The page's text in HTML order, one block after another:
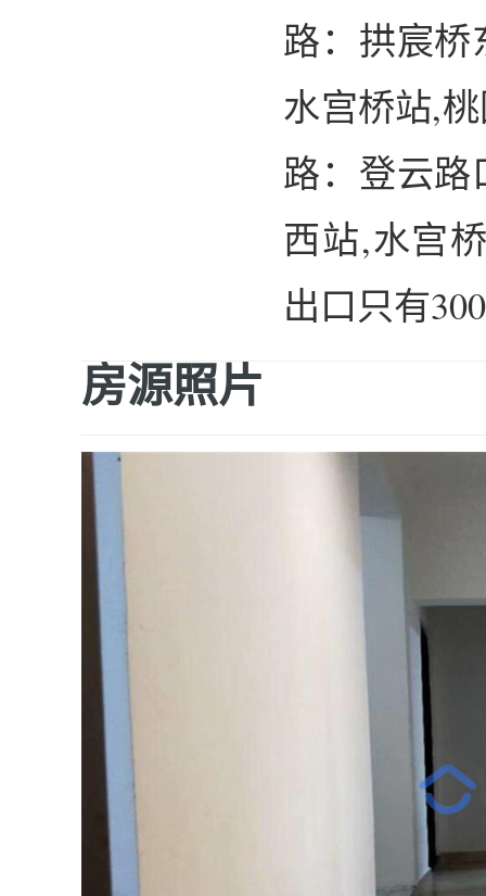
路：拱宸桥
水宫桥站,
路：登云路
西站,水宫
出口只有
房源照片